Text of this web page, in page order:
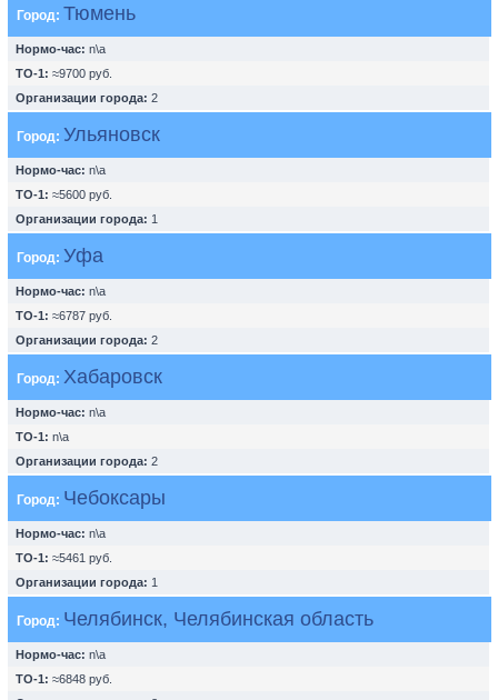
Город: Тюмень
Нормо-час: n\a
ТО-1: ≈9700 руб.
Организации города: 2
Город: Ульяновск
Нормо-час: n\a
ТО-1: ≈5600 руб.
Организации города: 1
Город: Уфа
Нормо-час: n\a
ТО-1: ≈6787 руб.
Организации города: 2
Город: Хабаровск
Нормо-час: n\a
ТО-1: n\a
Организации города: 2
Город: Чебоксары
Нормо-час: n\a
ТО-1: ≈5461 руб.
Организации города: 1
Город: Челябинск, Челябинская область
Нормо-час: n\a
ТО-1: ≈6848 руб.